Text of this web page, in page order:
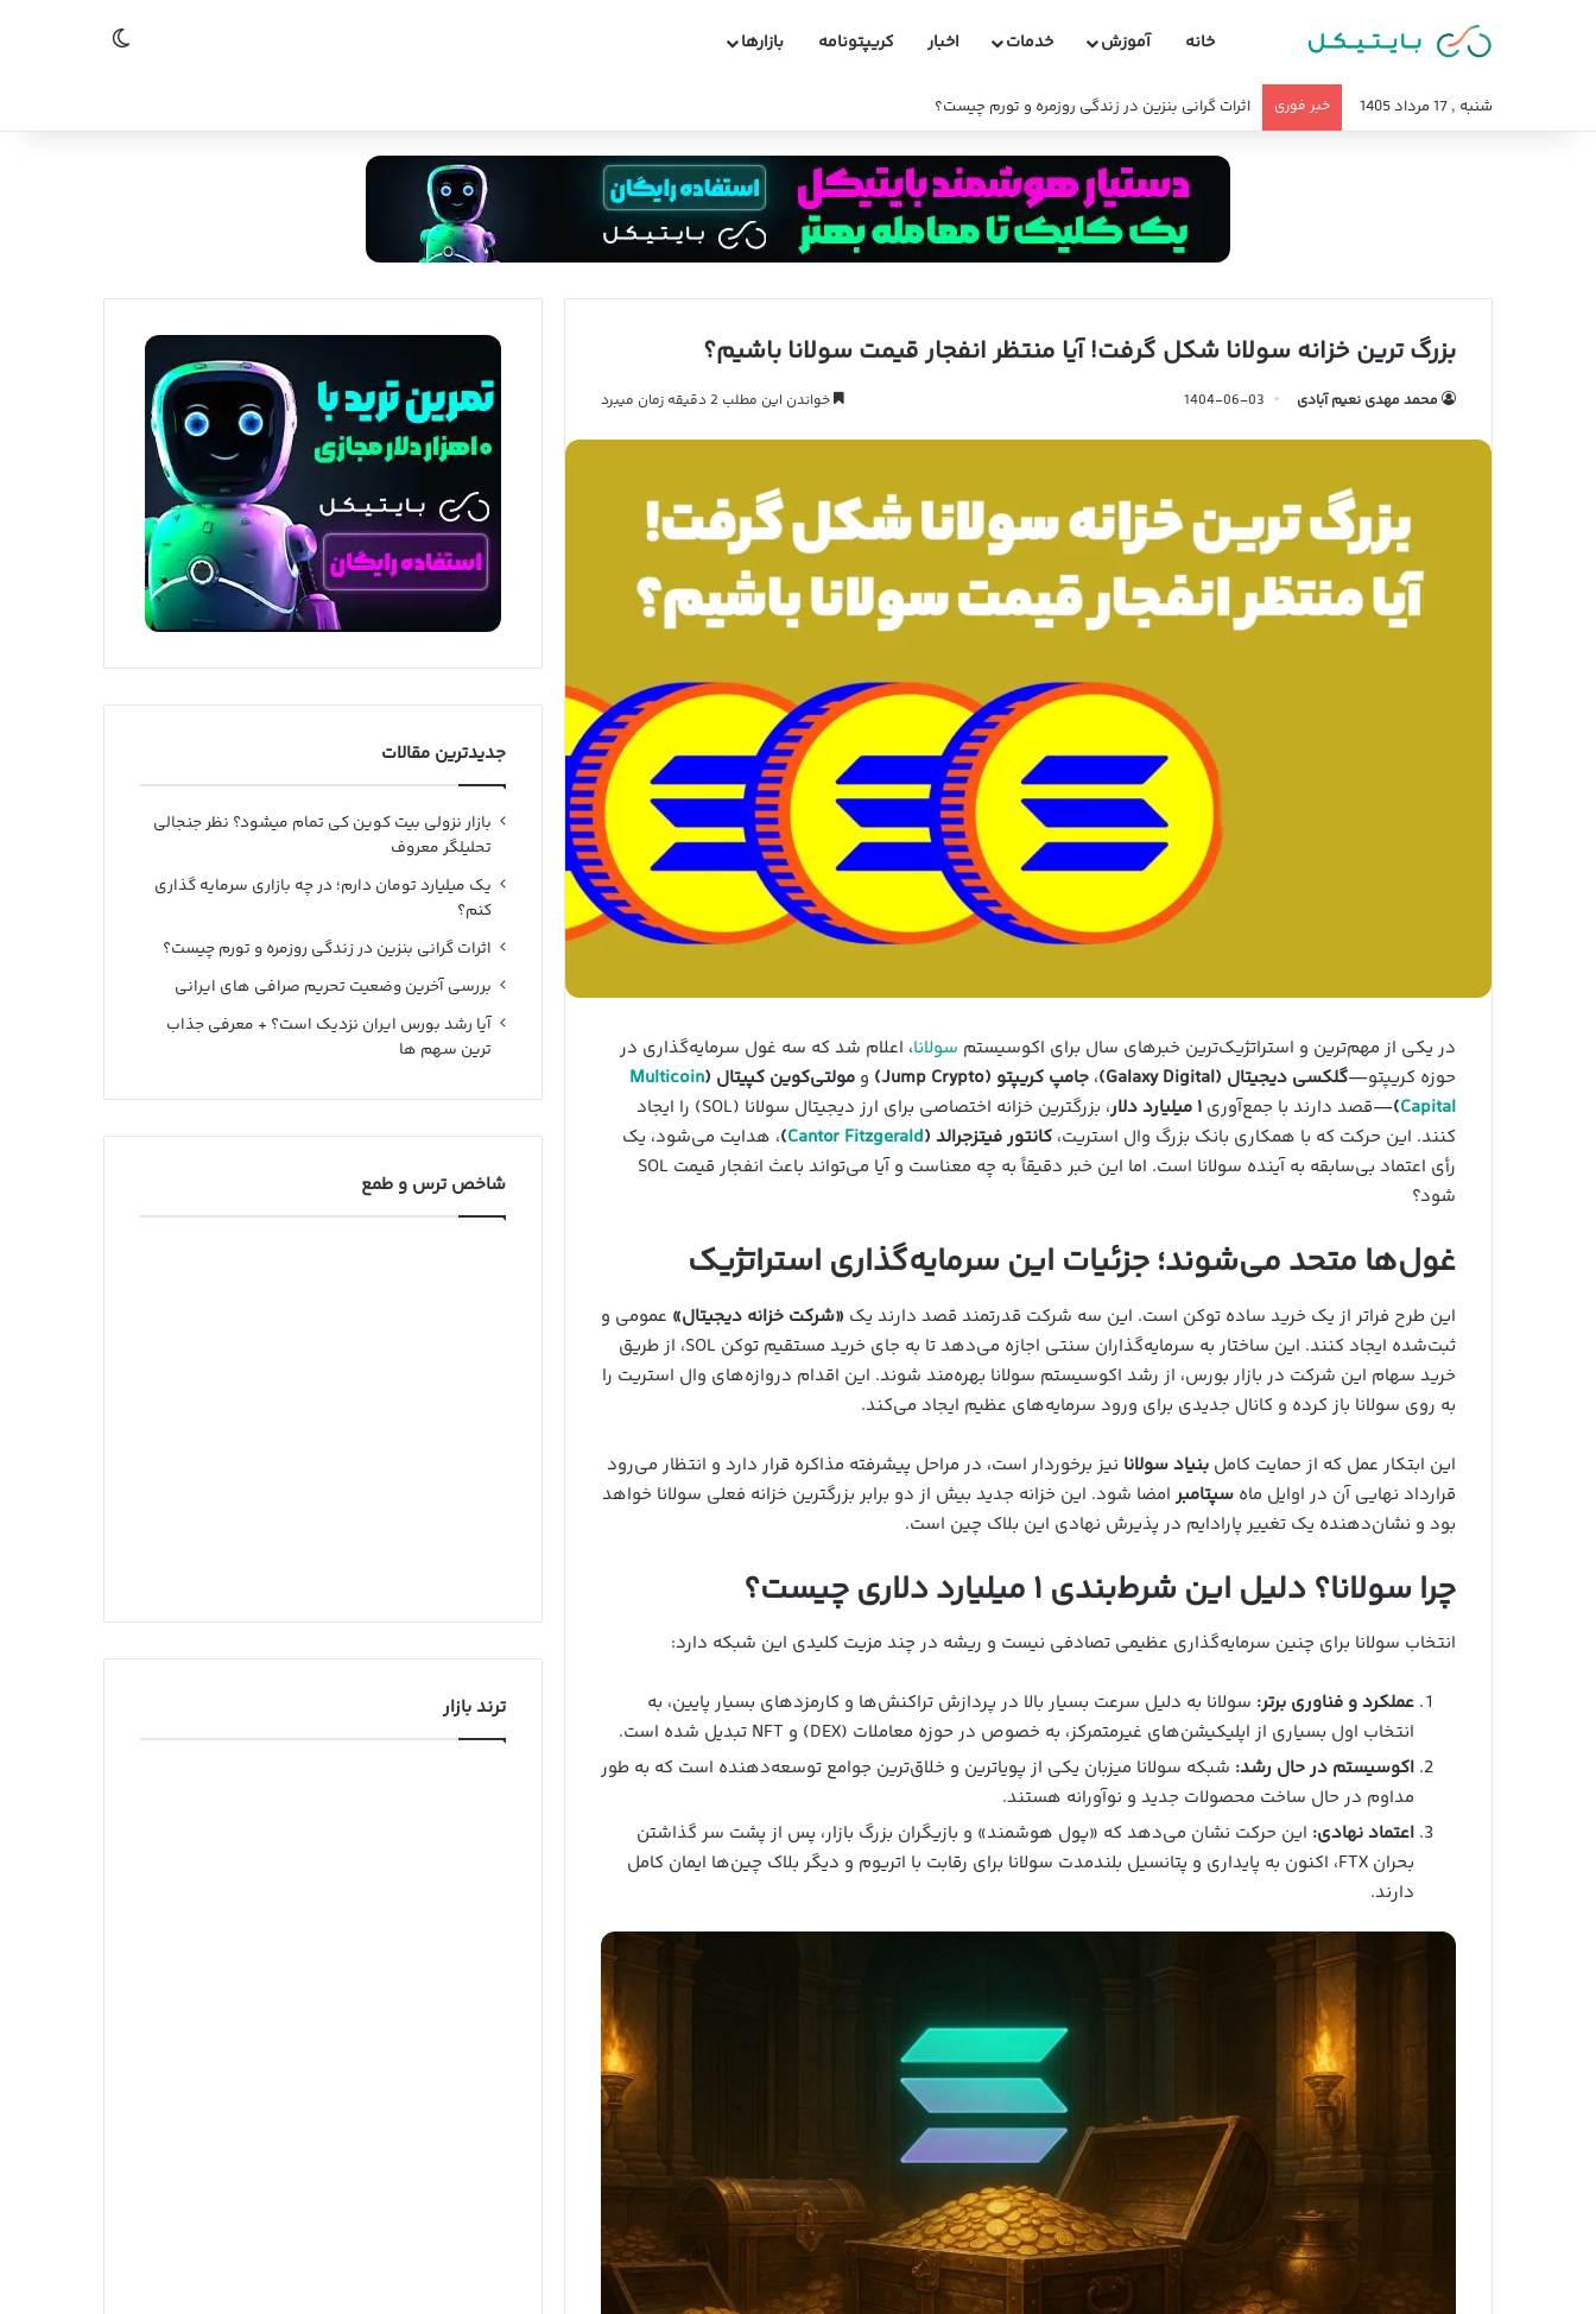
خانه آموزش خدمات اخبار کریپتونامه بازارها
شنبه , 17 مرداد 1405 خبر فوری اثرات گرانی بنزین در زندگی روزمره و تورم چیست؟
بزرگ ترین خزانه سولانا شکل گرفت! آیا منتظر انفجار قیمت سولانا باشیم؟
محمد مهدی نعیم آبادی 1404-06-03 خواندن این مطلب 2 دقیقه زمان میبرد
در یکی از مهم‌ترین و استراتژیک‌ترین خبرهای سال برای اکوسیستم سولانا، اعلام شد که سه غول سرمایه‌گذاری در
حوزه کریپتو—گلکسی دیجیتال (Galaxy Digital) ، جامپ کریپتو (Jump Crypto) و مولتی‌کوین کپیتال (Multicoin
Capital
)—قصد دارند با جمع‌آوری ۱ میلیارد دلار
، بزرگترین خزانه اختصاصی برای ارز دیجیتال سولانا (SOL) را ایجاد
کنند. این حرکت که با همکاری بانک بزرگ وال استریت، کانتور فیتزجرالد (Cantor Fitzgerald
)، هدایت می‌شود، یک
رأی اعتماد بی‌سابقه به آینده سولانا است. اما این خبر دقیقاً به چه معناست و آیا می‌تواند باعث انفجار قیمت SOL
شود؟
غول‌ها متحد می‌شوند؛ جزئیات این سرمایه‌گذاری استراتژیک
این طرح فراتر از یک خرید ساده توکن است. این سه شرکت قدرتمند قصد دارند یک «شرکت خزانه دیجیتال» عمومی و
ثبت‌شده ایجاد کنند. این ساختار به سرمایه‌گذاران سنتی اجازه می‌دهد تا به جای خرید مستقیم توکن SOL، از طریق
خرید سهام این شرکت در بازار بورس، از رشد اکوسیستم سولانا بهره‌مند شوند. این اقدام دروازه‌های وال استریت را
به روی سولانا باز کرده و کانال جدیدی برای ورود سرمایه‌های عظیم ایجاد می‌کند.
این ابتکار عمل که از حمایت کامل بنیاد سولانا نیز برخوردار است، در مراحل پیشرفته مذاکره قرار دارد و انتظار می‌رود
قرارداد نهایی آن در اوایل ماه سپتامبر امضا شود. این خزانه جدید بیش از دو برابر بزرگترین خزانه فعلی سولانا خواهد
بود و نشان‌دهنده یک تغییر پارادایم در پذیرش نهادی این بلاک چین است.
چرا سولانا؟ دلیل این شرط‌بندی ۱ میلیارد دلاری چیست؟
انتخاب سولانا برای چنین سرمایه‌گذاری عظیمی تصادفی نیست و ریشه در چند مزیت کلیدی این شبکه دارد:
عملکرد و فناوری برتر: سولانا به دلیل سرعت بسیار بالا در پردازش تراکنش‌ها و کارمزدهای بسیار پایین، به
انتخاب اول بسیاری از اپلیکیشن‌های غیرمتمرکز، به خصوص در حوزه معاملات (DEX) و NFT تبدیل شده است.
اکوسیستم در حال رشد: شبکه سولانا میزبان یکی از پویاترین و خلاق‌ترین جوامع توسعه‌دهنده است که به طور
مداوم در حال ساخت محصولات جدید و نوآورانه هستند.
اعتماد نهادی: این حرکت نشان می‌دهد که «پول هوشمند» و بازیگران بزرگ بازار، پس از پشت سر گذاشتن
بحران FTX، اکنون به پایداری و پتانسیل بلندمدت سولانا برای رقابت با اتریوم و دیگر بلاک چین‌ها ایمان کامل
دارند.
جدیدترین مقالات
بازار نزولی بیت کوین کی تمام میشود؟ نظر جنجالی
تحلیلگر معروف
یک میلیارد تومان دارم؛ در چه بازاری سرمایه گذاری
کنم؟
اثرات گرانی بنزین در زندگی روزمره و تورم چیست؟
بررسی آخرین وضعیت تحریم صرافی های ایرانی
آیا رشد بورس ایران نزدیک است؟ + معرفی جذاب
ترین سهم ها
شاخص ترس و طمع
ترند بازار